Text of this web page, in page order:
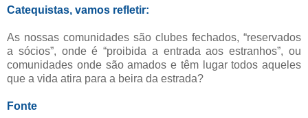
Catequistas, vamos refletir:
As nossas comunidades são clubes fechados, “reservados
a sócios”, onde é “proibida a entrada aos estranhos”, ou
comunidades onde são amados e têm lugar todos aqueles
que a vida atira para a beira da estrada?
Fonte